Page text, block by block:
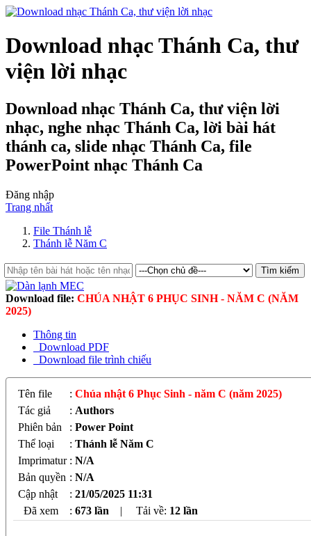
Download nhạc Thánh Ca, thư
viện lời nhạc
Download nhạc Thánh Ca, thư viện lời
nhạc, nghe nhạc Thánh Ca, lời bài hát
thánh ca, slide nhạc Thánh Ca, file
PowerPoint nhạc Thánh Ca
Đăng nhập
Trang nhất
File Thánh lễ
Thánh lễ Năm C
Download file: CHÚA NHẬT 6 PHỤC SINH - NĂM C (NĂM
2025)
Thông tin
Download PDF
Download file trình chiếu
Tên file : Chúa nhật 6 Phục Sinh - năm C (năm 2025)
Tác giả
: Authors
Phiên bản
: Power Point
Thể loại
: Thánh lễ Năm C
Imprimatur : N/A
Bản quyền : N/A
Cập nhật
: 21/05/2025 11:31
Đã xem
: 673 lần | Tải về: 12 lần